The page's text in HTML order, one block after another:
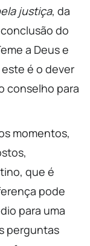
justiça, da
do
a Deus e
é o dever
conselho para
momentos,
que é
pode
para uma
perguntas